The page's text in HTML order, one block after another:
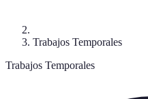
Trabajos Temporales
Trabajos Temporales